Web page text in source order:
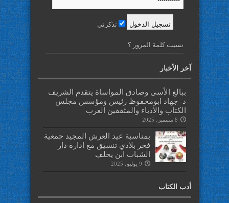
تذكرني
نسيت كلمة المرور ؟
آخر الأخبار
ببالغ الأسى وصادق المواساة يتقدم الشريف
د- جهاد ابومحفوظ رئيس ومؤسس مجلس
الكتاب والأدباء والمثقفين العرب
8 سبتمبر، 2025
بمناسبة عيد العرش المجيد جمعية
فخر بلادي تنسيق مع ادارة دار
الشباب ابن يخلف
9 يوليو، 2025
أدب الكتاب